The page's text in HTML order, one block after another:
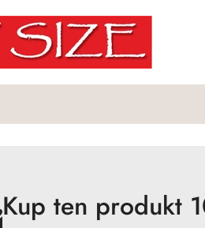
głównej
konto
głównego
produktu
Kup ten produkt